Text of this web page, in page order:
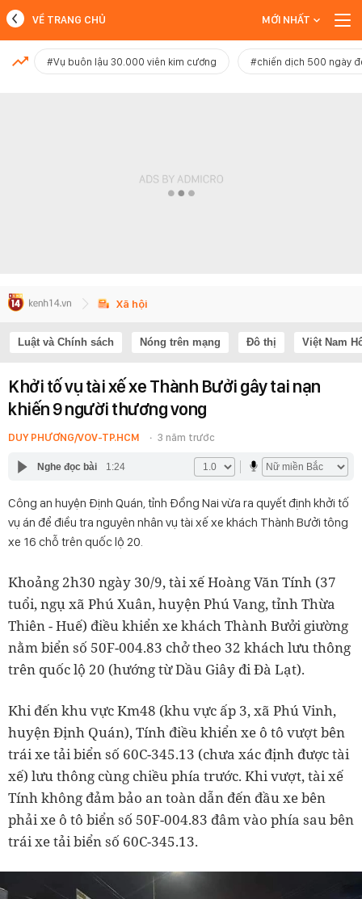
MỚI NHẤT
VỀ TRANG CHỦ MỚI NHẤT
#Vụ buôn lậu 30.000 viên kim cương #chiến dịch 500 ngày
Xã hội
Luật và Chính sách Nóng trên mạng Đô thị Việt Nam
Khởi tố vụ tài xế xe Thành Bưởi gây tai nạn
khiến 9 người thương vong
DUY PHƯƠNG/VOV-TP.HCM 3 năm trước
Nghe đọc bài 1:24
Công an huyện Định Quán, tỉnh Đồng Nai vừa ra quyết định khởi tố
vụ án để điều tra nguyên nhân vụ tài xế xe khách Thành Bưởi tông
xe 16 chỗ trên quốc lộ 20.
Khoảng 2h30 ngày 30/9, tài xế Hoàng Văn Tính (37
tuổi, ngụ xã Phú Xuân, huyện Phú Vang, tỉnh Thừa
Thiên - Huế) điều khiển xe khách Thành Bưởi giường
nằm biển số 50F-004.83 chở theo 32 khách lưu thông
trên quốc lộ 20 (hướng từ Dầu Giây đi Đà Lạt).
Khi đến khu vực Km48 (khu vực ấp 3, xã Phú Vinh,
huyện Định Quán), Tính điều khiển xe ô tô vượt bên
trái xe tải biển số 60C-345.13 (chưa xác định được tài
xế) lưu thông cùng chiều phía trước. Khi vượt, tài xế
Tính không đảm bảo an toàn dẫn đến đầu xe bên
phải xe ô tô biển số 50F-004.83 đâm vào phía sau bên
trái xe tải biển số 60C-345.13.